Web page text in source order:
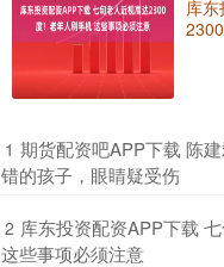
库
1 期货配资吧APP下载 陈
错的孩子，眼睛疑受伤
2 库东投资配资APP下载
这些事项必须注意